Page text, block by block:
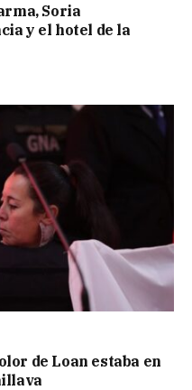
Soria
y el hotel de la
de Loan estaba en